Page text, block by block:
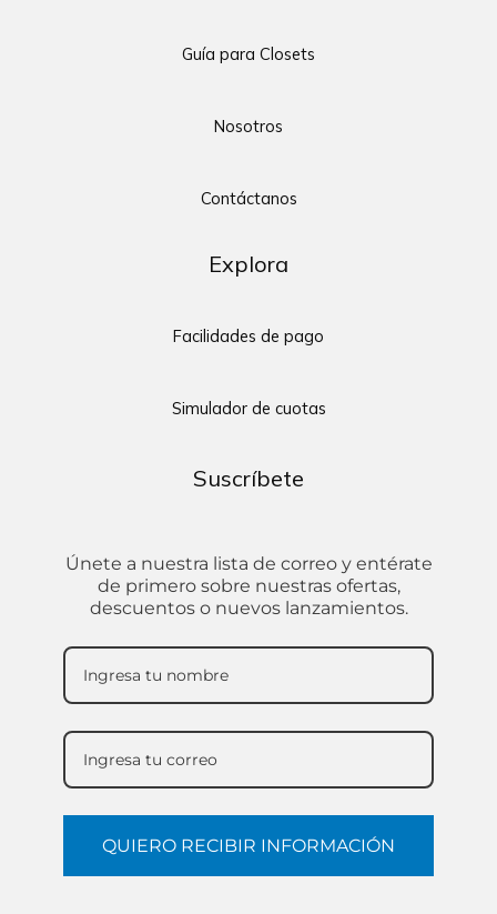
Guía para Closets
Nosotros
Contáctanos
Explora
Facilidades de pago
Simulador de cuotas
Suscríbete
Únete a nuestra lista de correo y entérate
de primero sobre nuestras ofertas,
descuentos o nuevos lanzamientos.
QUIERO RECIBIR INFORMACIÓN